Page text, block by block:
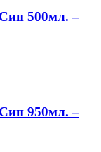
500мл. –
950мл. –